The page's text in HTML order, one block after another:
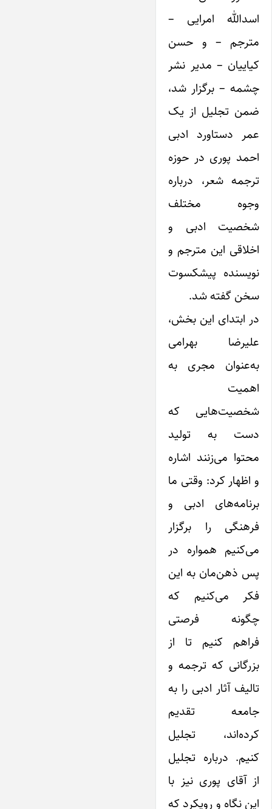
اسدالله امرایی –
مترجم – و حسن
کیاییان – مدیر نشر
چشمه – برگزار شد،
ضمن تجلیل از یک
عمر دستاورد ادبی
احمد پوری در حوزه
ترجمه شعر، درباره
وجوه مختلف
شخصیت ادبی و
اخلاقی این مترجم و
نویسنده پیشکسوت
سخن گفته شد.
در ابتدای این بخش،
علیرضا بهرامی
به‌عنوان مجری به
اهمیت
شخصیت‌هایی که
دست به تولید
محتوا می‌زنند اشاره
و اظهار کرد: وقتی ما
برنامه‌های ادبی و
فرهنگی را برگزار
می‌کنیم همواره در
پس ذهن‌مان به این
فکر می‌کنیم که
چگونه فرصتی
فراهم کنیم تا از
بزرگانی که ترجمه و
تالیف آثار ادبی را به
جامعه تقدیم
کرده‌اند، تجلیل
کنیم. درباره تجلیل
از آقای پوری نیز با
این نگاه و رویکرد که